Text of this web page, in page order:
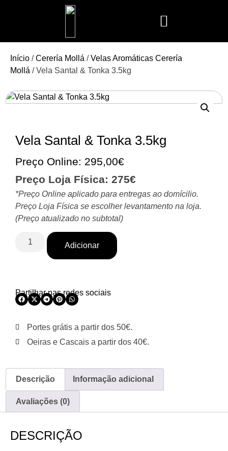
Início /Cerería Mollá /Velas Aromáticas Cerería
Mollá / Vela Santal & Tonka 3.5kg
Vela Santal & Tonka 3.5kg
Preço Online: 295,00€
Preço Loja Física: 275€
*Preço Online aplicado para entregas ao domícilio.
Preço Loja Física se escolher levantamento na loja.
(Preço atualizado no subtotal)
Adicionar
Partilhar nas redes sociais
Portes grátis a partir dos 50€.
Oeiras e Cascais a partir dos 40€.
Descrição Informação adicional
Avaliações (0)
DESCRIÇÃO